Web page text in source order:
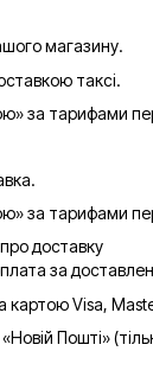
магазину.
таксі.
за тарифами
за тарифами
доставку
за
картою Visa,
Пошті»